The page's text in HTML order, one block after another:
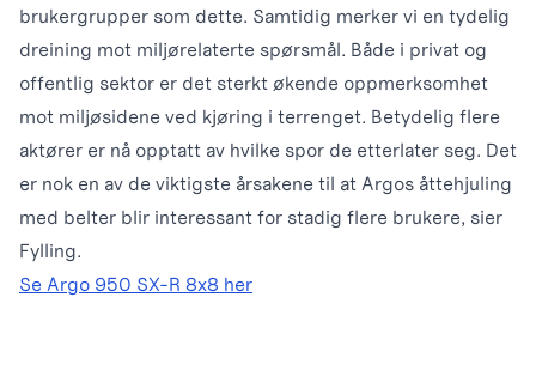
brukergrupper som dette. Samtidig merker vi en tydelig
dreining mot miljørelaterte spørsmål. Både i privat og
offentlig sektor er det sterkt økende oppmerksomhet
mot miljøsidene ved kjøring i terrenget. Betydelig flere
aktører er nå opptatt av hvilke spor de etterlater seg. Det
er nok en av de viktigste årsakene til at Argos åttehjuling
med belter blir interessant for stadig flere brukere, sier
Fylling.
Se Argo 950 SX-R 8x8 her